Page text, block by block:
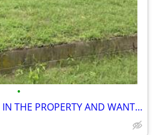
•
IF YOU ARE INTERESTED IN THE PROPERTY AND WANT TO SCHEDULE